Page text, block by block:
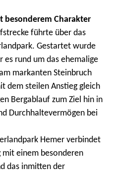
besonderem Charakter
führte über das
Gestartet wurde
es rund um das ehemalige
markanten Steinbruch
dem steilen Anstieg gleich
Bergablauf zum Ziel hin in
Durchhaltevermögen bei
Hemer verbindet
einem besonderen
das inmitten der